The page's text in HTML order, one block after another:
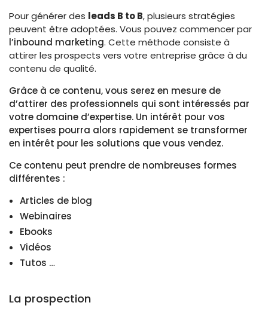
Pour générer des leads B to B, plusieurs stratégies
peuvent être adoptées. Vous pouvez commencer par
l’inbound marketing. Cette méthode consiste à
attirer les prospects vers votre entreprise grâce à du
contenu de qualité.
Grâce à ce contenu, vous serez en mesure de
d’attirer des professionnels qui sont intéressés par
votre domaine d’expertise. Un intérêt pour vos
expertises pourra alors rapidement se transformer
en intérêt pour les solutions que vous vendez.
Ce contenu peut prendre de nombreuses formes
différentes :
Articles de blog
Webinaires
Ebooks
Vidéos
Tutos …
La prospection